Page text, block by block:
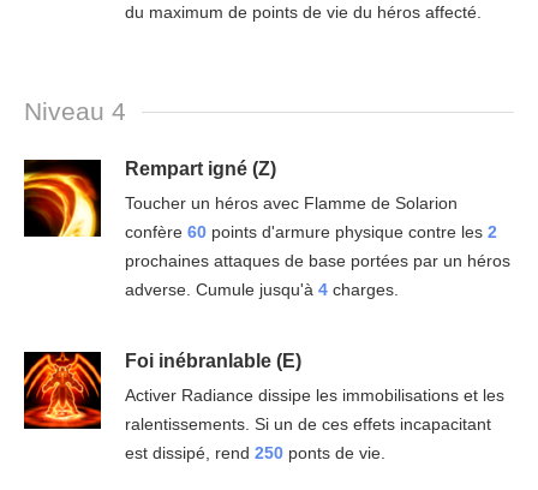
du maximum de points de vie du héros affecté.
Niveau 4
Rempart igné (Z)
Toucher un héros avec Flamme de Solarion
confère 60 points d'armure physique contre les 2
prochaines attaques de base portées par un héros
adverse. Cumule jusqu'à 4charges.
Foi inébranlable (E)
Activer Radiance dissipe les immobilisations et les
ralentissements. Si un de ces effets incapacitant
est dissipé, rend 250 ponts de vie.